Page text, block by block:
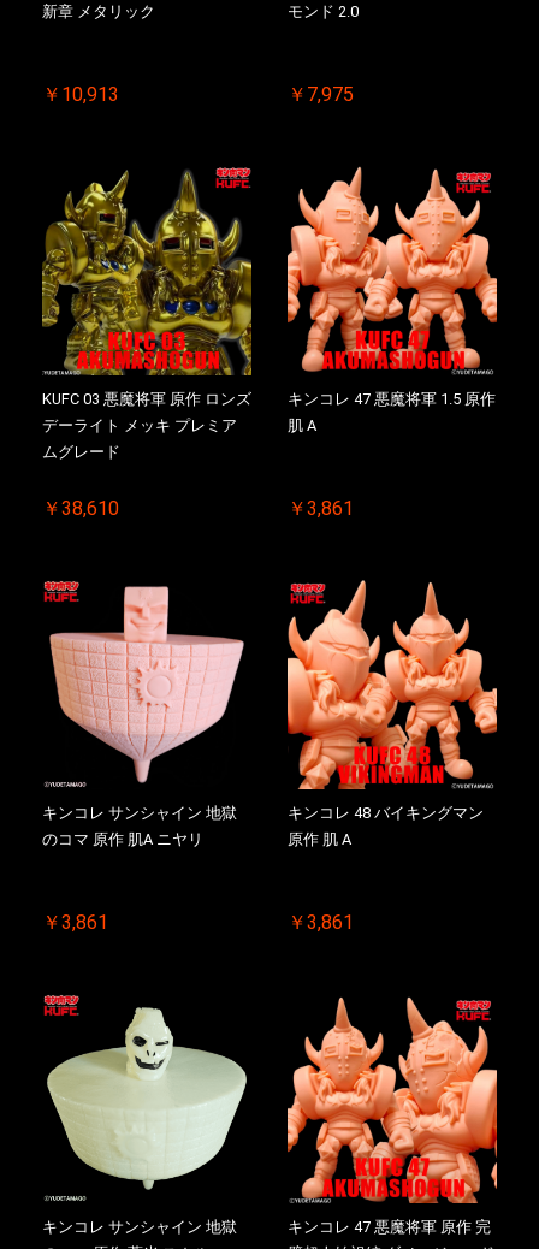
新章 メタリック
￥10,913
モンド 2.0
￥7,975
KUFC 03 悪魔将軍 原作 ロンズ
デーライト メッキ プレミア
ムグレード
￥38,610
キンコレ 47 悪魔将軍 1.5 原作
肌 A
￥3,861
キンコレ サンシャイン 地獄
のコマ 原作 肌A ニヤリ
￥3,861
キンコレ 48 バイキングマン
原作 肌 A
￥3,861
キンコレ サンシャイン 地獄
キンコレ 47 悪魔将軍 原作 完